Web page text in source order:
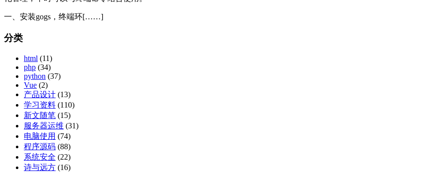
一、安装gogs，终端环[……]
分类
html (11)
php (34)
python (37)
Vue (2)
产品设计 (13)
学习资料 (110)
新文随笔 (15)
服务器运维 (31)
电脑使用 (74)
程序源码 (88)
系统安全 (22)
诗与远方 (16)